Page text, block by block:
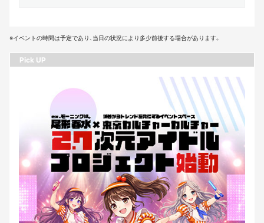
※イベントの時間は予定であり、当日の状況により多少前後する場合があります。
Pick UP